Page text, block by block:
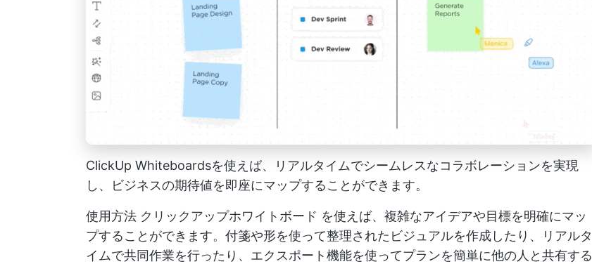
ClickUp Whiteboardsを使えば、リアルタイムでシームレスなコラボレーションを実現
し、ビジネスの期待値を即座にマップすることができます。
使用方法 クリックアップホワイトボード を使えば、複雑なアイデアや目標を明確にマッ
プすることができます。付箋や形を使って整理されたビジュアルを作成したり、リアルタ
イムで共同作業を行ったり、エクスポート機能を使ってプランを簡単に他の人と共有する